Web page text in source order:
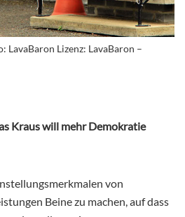
LavaBaron Lizenz: LavaBaron –
Kraus will mehr Demokratie
von
Beine zu machen, auf dass